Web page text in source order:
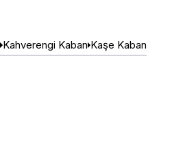
Kahverengi Kaban Kaşe Kaban